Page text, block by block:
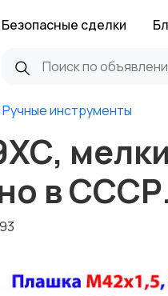
Безопасные сделки
Ручные инструменты
в